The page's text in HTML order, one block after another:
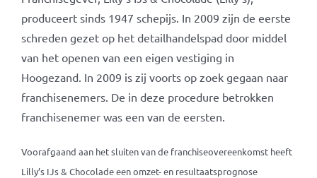
produceert sinds 1947 schepijs. In 2009 zijn de eerste
schreden gezet op het detailhandelspad door middel
van het openen van een eigen vestiging in
Hoogezand. In 2009 is zij voorts op zoek gegaan naar
franchisenemers. De in deze procedure betrokken
franchisenemer was een van de eersten.
Voorafgaand aan het sluiten van de franchiseovereenkomst heeft
Lilly’s IJs & Chocolade een omzet- en resultaatsprognose